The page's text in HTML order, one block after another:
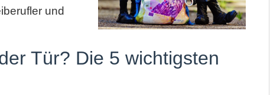
und
Tür? Die 5 wichtigsten